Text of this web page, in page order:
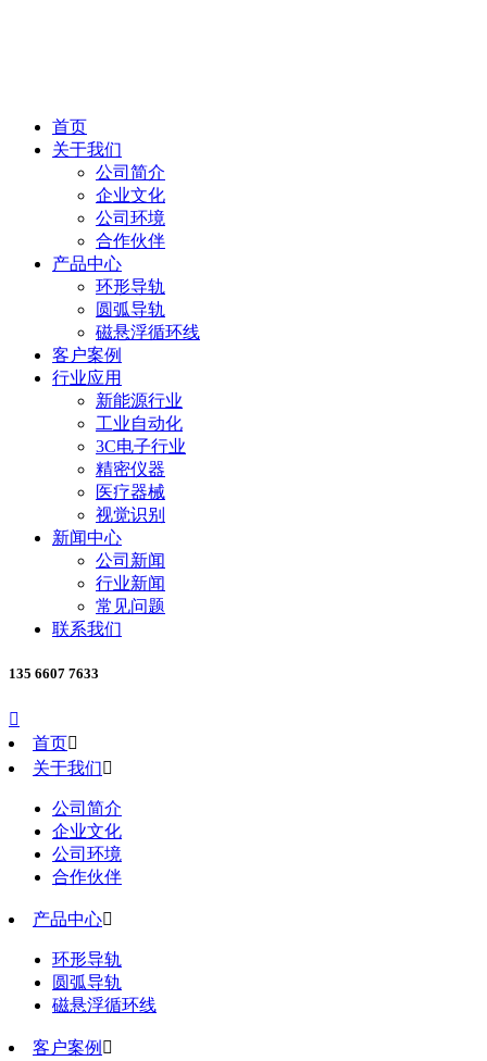
首页
关于我们
公司简介
企业文化
公司环境
合作伙伴
产品中心
环形导轨
圆弧导轨
磁悬浮循环线
客户案例
行业应用
新能源行业
工业自动化
3C电子行业
精密仪器
医疗器械
视觉识别
新闻中心
公司新闻
行业新闻
常见问题
联系我们
135 6607 7633

首页
关于我们
公司简介
企业文化
公司环境
合作伙伴
产品中心
环形导轨
圆弧导轨
磁悬浮循环线
客户案例 